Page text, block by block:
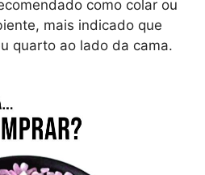
como colar ou
mais indicado que
quarto ao lado da cama.